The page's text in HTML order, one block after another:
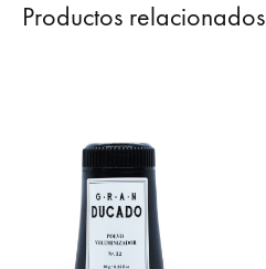
Productos relacionados